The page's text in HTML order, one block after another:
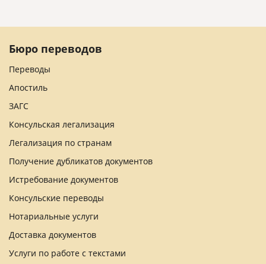
Бюро переводов
Переводы
Апостиль
ЗАГС
Консульская легализация
Легализация по странам
Получение дубликатов документов
Истребование документов
Консульские переводы
Нотариальные услуги
Доставка документов
Услуги по работе с текстами